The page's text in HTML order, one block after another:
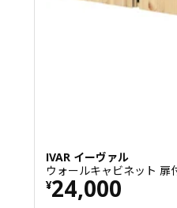
IVAR イーヴァル
ウォールキャビネット 扉
¥24,000
価格 ¥ 24000